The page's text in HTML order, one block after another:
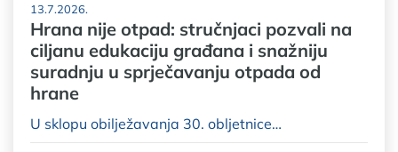
13.7.2026.
Hrana nije otpad: stručnjaci pozvali na
ciljanu edukaciju građana i snažniju
suradnju u sprječavanju otpada od
hrane
U sklopu obilježavanja 30. obljetnice…